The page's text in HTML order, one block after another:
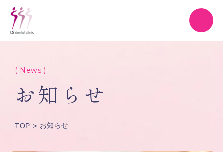
( News )
お知らせ
TOP お知らせ